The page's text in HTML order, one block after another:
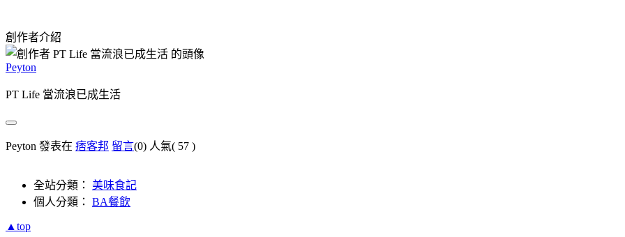
創作者介紹
Peyton
PT Life 當流浪已成生活
Peyton 發表在 痞客邦 留言(0) 人氣( 57 )
全站分類： 美味食記
個人分類： BA餐飲
▲top